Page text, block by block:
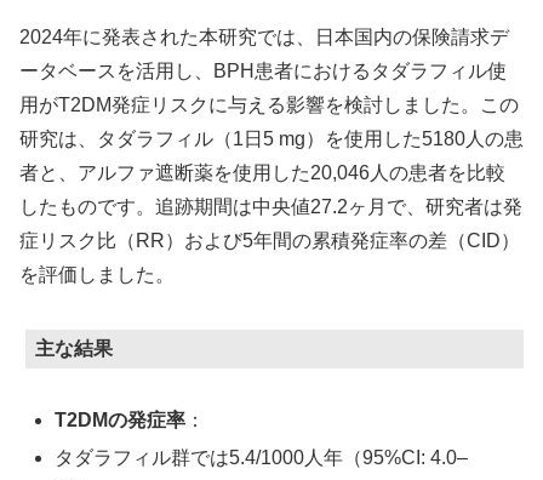
2024年に発表された本研究では、日本国内の保険請求デ
ータベースを活用し、BPH患者におけるタダラフィル使
用がT2DM発症リスクに与える影響を検討しました。この
研究は、タダラフィル（1日5 mg）を使用した5180人の患
者と、アルファ遮断薬を使用した20,046人の患者を比較
したものです。追跡期間は中央値27.2ヶ月で、研究者は発
症リスク比（RR）および5年間の累積発症率の差（CID）
を評価しました。
主な結果
T2DMの発症率 ：
タダラフィル群では5.4/1000人年（95%CI: 4.0–